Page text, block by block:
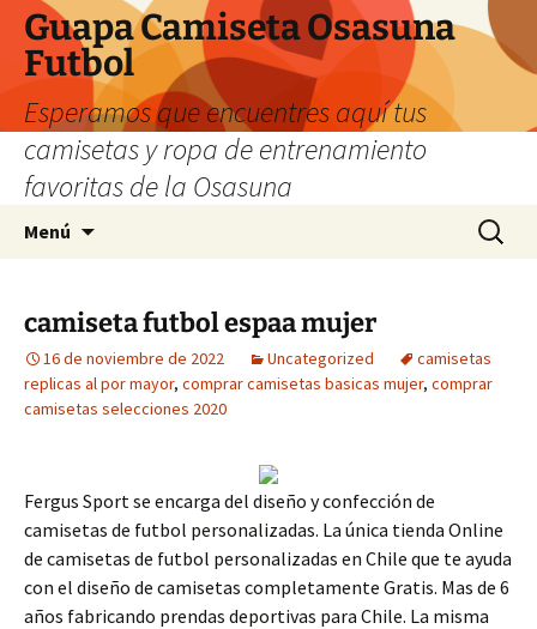
Guapa Camiseta Osasuna
Futbol
Esperamos que encuentres aquí tus
camisetas y ropa de entrenamiento
favoritas de la Osasuna
Menú Buscar:
camiseta futbol espaa mujer
16 de noviembre de 2022 Uncategorized
camisetas
replicas al por mayor, comprar camisetas basicas mujer, comprar
camisetas selecciones 2020
Fergus Sport se encarga del diseño y confección de
camisetas de futbol personalizadas. La única tienda Online
de camisetas de futbol personalizadas en Chile que te ayuda
con el diseño de camisetas completamente Gratis. Mas de 6
años fabricando prendas deportivas para Chile. La misma